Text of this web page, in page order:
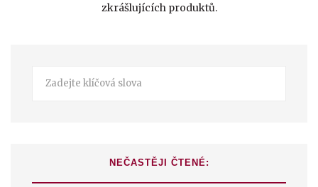
zkrášlujících produktů.
NEČASTĚJI ČTENÉ: